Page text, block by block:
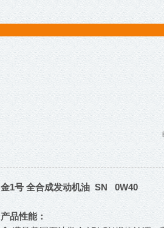
金1号 全合成发动机油 SN 0W40
产品性能：